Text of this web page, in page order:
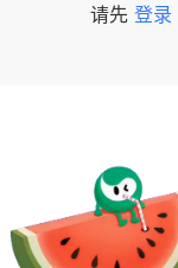
请先 登录